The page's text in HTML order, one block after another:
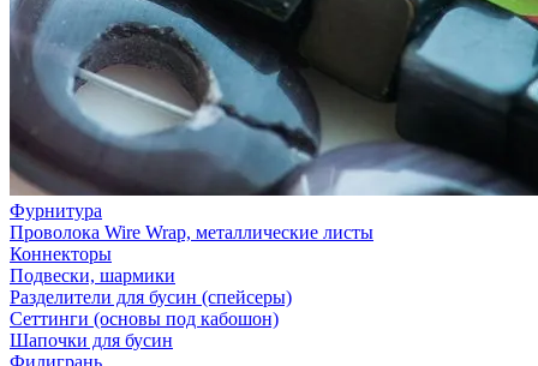
Фурнитура
Проволока Wire Wrap, металлические листы
Коннекторы
Подвески, шармики
Разделители для бусин (спейсеры)
Сеттинги (основы под кабошон)
Шапочки для бусин
Филигрань